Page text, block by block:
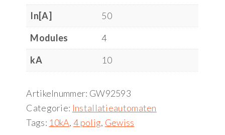
In[A]
50
Modules
4
kA
10
Artikelnummer: GW92593
Categorie: Installatieautomaten
Tags: 10kA,4 polig, Gewiss